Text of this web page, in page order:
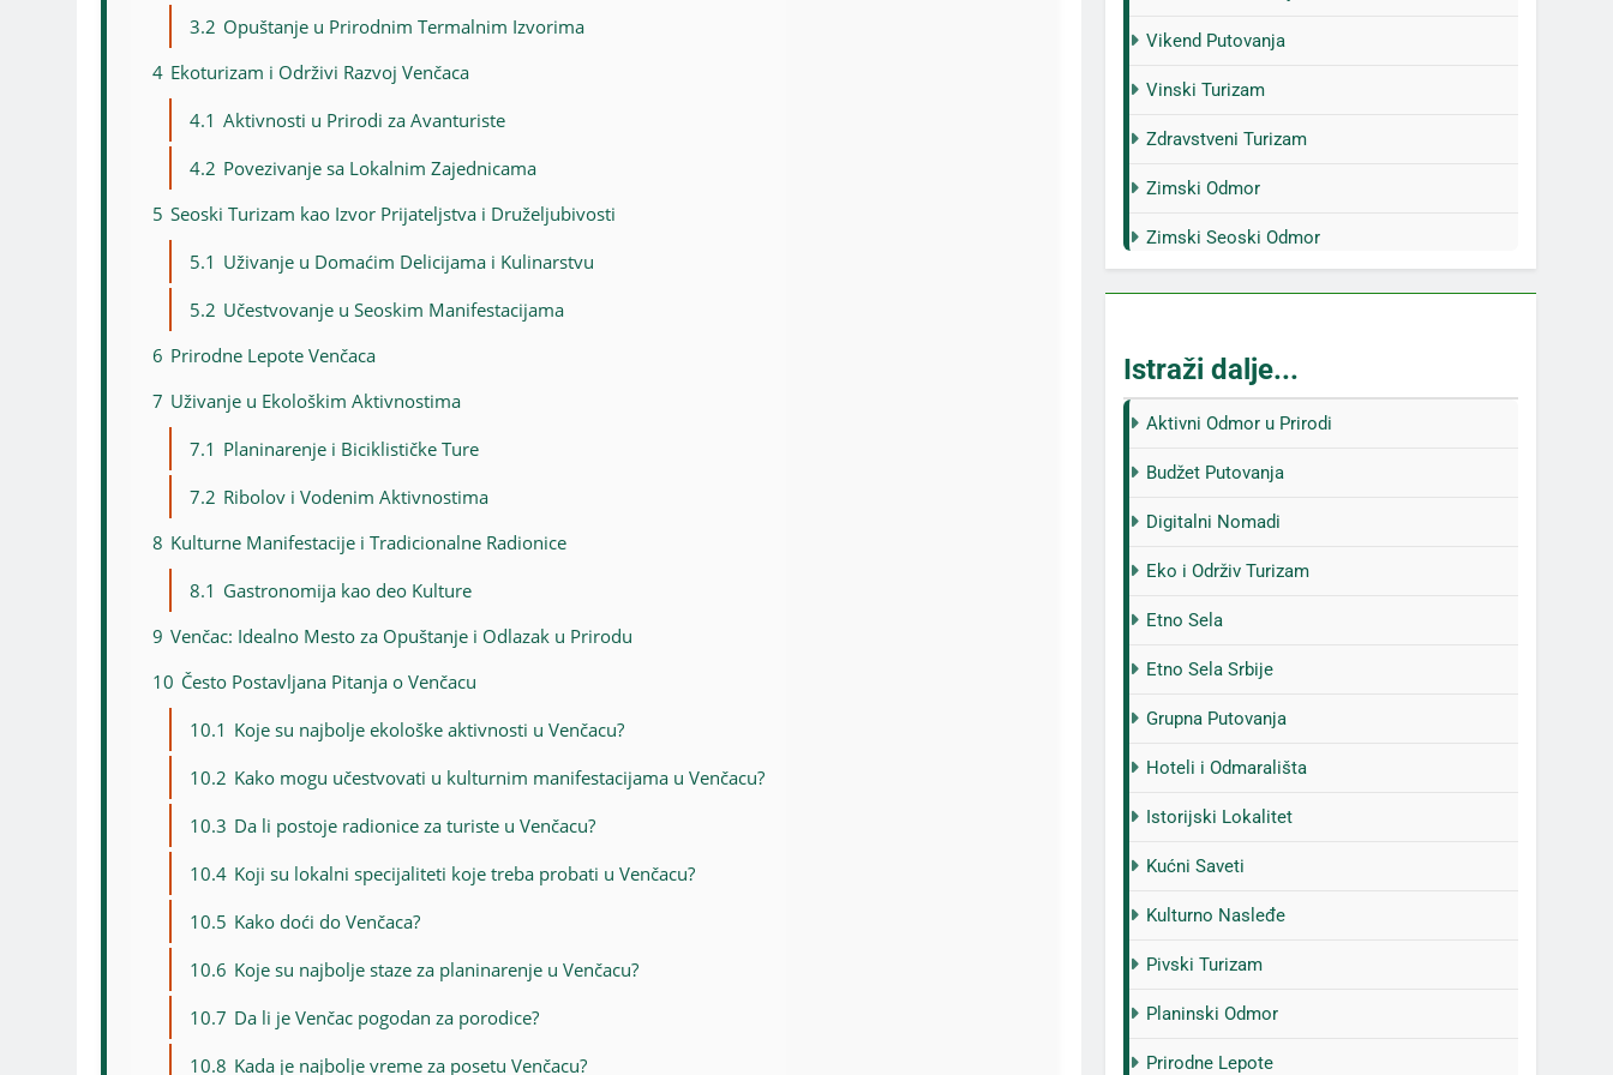
3.2 Opuštanje u Prirodnim Termalnim Izvorima
4 Ekoturizam i Održivi Razvoj Venčaca
4.1 Aktivnosti u Prirodi za Avanturiste
4.2 Povezivanje sa Lokalnim Zajednicama
5 Seoski Turizam kao Izvor Prijateljstva i Druželjubivosti
5.1 Uživanje u Domaćim Delicijama i Kulinarstvu
5.2 Učestvovanje u Seoskim Manifestacijama
6 Prirodne Lepote Venčaca
7 Uživanje u Ekološkim Aktivnostima
7.1 Planinarenje i Biciklističke Ture
7.2 Ribolov i Vodenim Aktivnostima
8 Kulturne Manifestacije i Tradicionalne Radionice
8.1 Gastronomija kao deo Kulture
9 Venčac: Idealno Mesto za Opuštanje i Odlazak u Prirodu
10 Često Postavljana Pitanja o Venčacu
10.1 Koje su najbolje ekološke aktivnosti u Venčacu?
10.2 Kako mogu učestvovati u kulturnim manifestacijama u Venčacu?
10.3 Da li postoje radionice za turiste u Venčacu?
10.4 Koji su lokalni specijaliteti koje treba probati u Venčacu?
10.5 Kako doći do Venčaca?
10.6 Koje su najbolje staze za planinarenje u Venčacu?
10.7 Da li je Venčac pogodan za porodice?
10.8 Kada je najbolje vreme za posetu Venčacu?
Vikend Putovanja
Vinski Turizam
Zdravstveni Turizam
Zimski Odmor
Zimski Seoski Odmor
Istraži dalje...
Aktivni Odmor u Prirodi
Budžet Putovanja
Digitalni Nomadi
Eko i Održiv Turizam
Etno Sela
Etno Sela Srbije
Grupna Putovanja
Hoteli i Odmarališta
Istorijski Lokalitet
Kućni Saveti
Kulturno Nasleđe
Pivski Turizam
Planinski Odmor
Prirodne Lepote